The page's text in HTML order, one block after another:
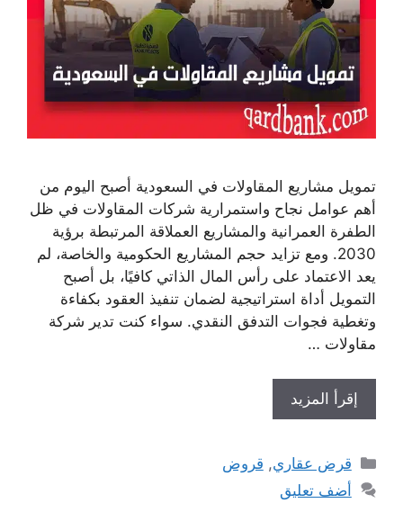
تمويل مشاريع المقاولات في السعودية أصبح اليوم من
أهم عوامل نجاح واستمرارية شركات المقاولات في ظل
الطفرة العمرانية والمشاريع العملاقة المرتبطة برؤية
2030. ومع تزايد حجم المشاريع الحكومية والخاصة، لم
يعد الاعتماد على رأس المال الذاتي كافيًا، بل أصبح
التمويل أداة استراتيجية لضمان تنفيذ العقود بكفاءة
وتغطية فجوات التدفق النقدي. سواء كنت تدير شركة
مقاولات …
إقرأ المزيد
التصنيفات
قرض عقاري, قروض
أضف تعليق